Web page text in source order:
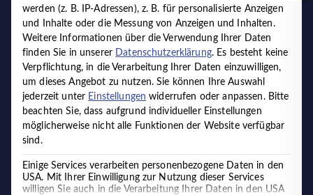
Medizinisches Versorgungszentrum
Timmermann und Partner
werden (z. B. IP-Adressen), z. B. für personalisierte Anzeigen
und Inhalte oder die Messung von Anzeigen und Inhalten.
Weitere Informationen über die Verwendung Ihrer Daten
finden Sie in unserer Datenschutzerklärung. Es besteht keine
Verpflichtung, in die Verarbeitung Ihrer Daten einzuwilligen,
um dieses Angebot zu nutzen. Sie können Ihre Auswahl
jederzeit unter Einstellungen widerrufen oder anpassen. Bitte
beachten Sie, dass aufgrund individueller Einstellungen
möglicherweise nicht alle Funktionen der Website verfügbar
sind.
Einige Services verarbeiten personenbezogene Daten in den
USA. Mit Ihrer Einwilligung zur Nutzung dieser Services
willigen Sie auch in die Verarbeitung Ihrer Daten in den USA